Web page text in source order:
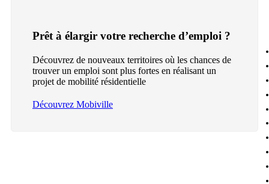
Prêt à élargir votre recherche d’emploi ?
Découvrez de nouveaux territoires où les chances de
trouver un emploi sont plus fortes en réalisant un
projet de mobilité résidentielle
Découvrez Mobiville